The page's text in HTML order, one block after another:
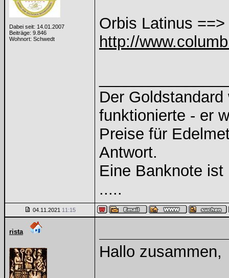
Dabei seit: 14.01.2007
Beiträge: 9.846
Wohnort: Schwedt
Orbis Latinus ==>
http://
Der
funktionierte - er
Preise für
Antwort.
Eine Banknote
.....
04.11.2021 11:15
rista
Hallo zusammen,